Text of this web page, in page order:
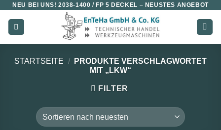
Zum
Inhalt
springen
NEU BEI UNS!2038-1400 / FP 5 DECKEL – NEUSTES ANGEBOT
STARTSEITE /
PRODUKTE VERSCHLAGWORTET
MIT „LKW“
FILTER